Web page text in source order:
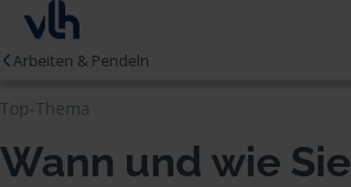
Arbeiten & Pendeln
Top-Thema
Wann und wie Sie